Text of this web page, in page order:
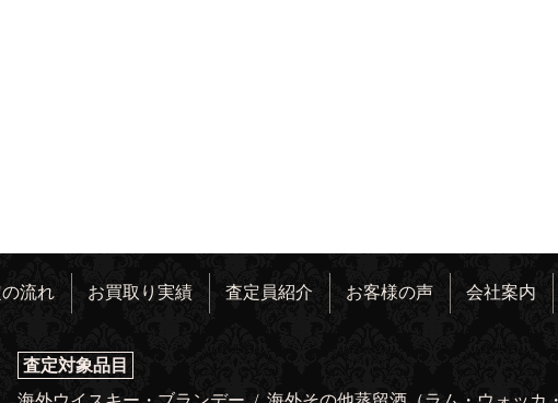
流れ お買取り実績 査定員紹介 お客様の声 会社案内
査定対象品目